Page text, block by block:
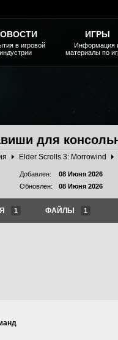
для
Elder Scrolls 3: Morrowind
Добавлен:
08 Июня 2026
Обновлен:
08 Июня 2026
1 ФАЙЛЫ 1
в игровой
индустрии
ИГРЫ
Информация
материалы по